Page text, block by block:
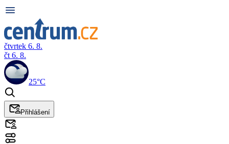
čtvrtek 6. 8.
čt 6. 8.
25°C
Přihlášení